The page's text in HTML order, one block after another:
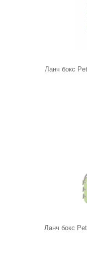
Ланч бокс
Ланч бокс